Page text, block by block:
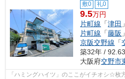
敷0 礼0
9.5万円
片町線 「津田
片町線 「藤阪
京阪交野線 「
築32年 /
大阪府交野市
「ハミングハイツ」のここがイチオシ☆枚